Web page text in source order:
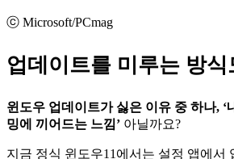
ⓒ Microsoft/PCmag
업데이트를 미루는 방식
윈도우 업데이트가 싫은 이유 중 하나, ‘
밍에 끼어드는 느낌’ 아닐까요?
지금 정식 윈도우11에서는 설정 앱에서